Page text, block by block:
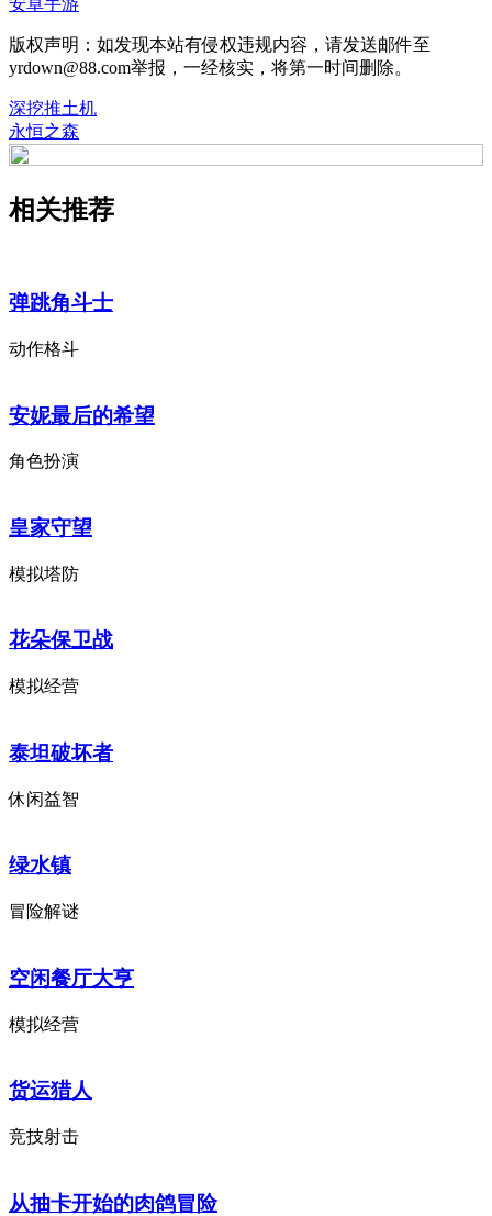
版权声明：如发现本站有侵权违规内容，请发送邮件至
yrdown@88.com举报，一经核实，将第一时间删除。
深挖推土机
永恒之森
相关推荐
弹跳角斗士
动作格斗
安妮最后的希望
角色扮演
皇家守望
模拟塔防
花朵保卫战
模拟经营
泰坦破坏者
休闲益智
绿水镇
冒险解谜
空闲餐厅大亨
模拟经营
货运猎人
竞技射击
从抽卡开始的肉鸽冒险